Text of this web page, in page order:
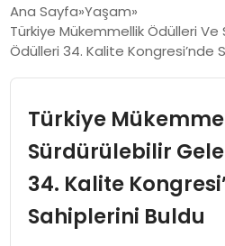
GÜNCEL
SOSYAL HABER
Ana Sayfa Yaşam
Türkiye Mükemmellik Ödülleri
Ödülleri 34. Kalite Kongresi’nde
Türkiye
Sürdürülebilir
34. Kalite
Sahiplerini Buldu